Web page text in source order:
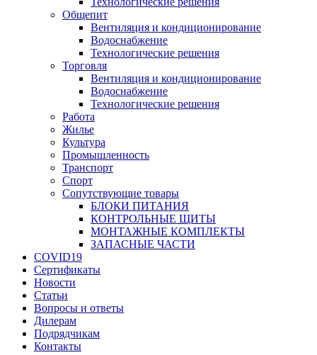
Общепит
Вентиляция и кондиционирование
Водоснабжение
Технологические решения
Торговля
Вентиляция и кондиционирование
Водоснабжение
Технологические решения
Работа
Жилье
Культура
Промышленность
Транспорт
Спорт
Сопутствующие товары
БЛОКИ ПИТАНИЯ
КОНТРОЛЬНЫЕ ЩИТЫ
МОНТАЖНЫЕ КОМПЛЕКТЫ
ЗАПАСНЫЕ ЧАСТИ
COVID19
Сертификаты
Новости
Статьи
Вопросы и ответы
Дилерам
Подрядчикам
Контакты